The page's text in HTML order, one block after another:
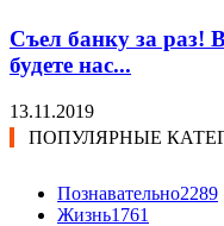
Съел банку за раз!
будете нас...
13.11.2019
ПОПУЛЯРНЫЕ
Познавательно2289
Жизнь1761